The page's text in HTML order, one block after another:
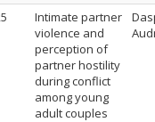
Intimate partner
violence and
perception of
partner hostility
during conflict
among young
adult couples